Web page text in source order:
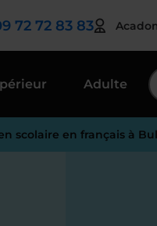
72 72 83 83
Adulte
scolaire en français à